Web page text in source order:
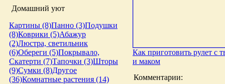
Домашний уют
Картины (8)Панно (3)Подушки
(8)Коврики (5)Абажур
(2)Люстра, светильник
(6)Обереги (5)Покрывало,
Скатерти (7)Тапочки (3)Шторы
(9)Сумки (8)Другое
(36)Комнатные растения (14)
Как приготовить рулет с
и маком
Комментарии: